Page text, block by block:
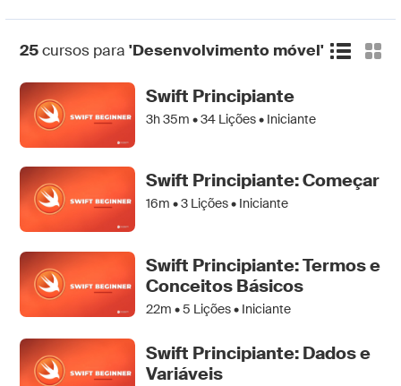
25cursos para 'Desenvolvimento móvel'
Swift Principiante
3h 35m •34 Lições • Iniciante
Swift Principiante: Começar
16m •3 Lições • Iniciante
Swift Principiante: Termos e
Conceitos Básicos
22m •5 Lições • Iniciante
Swift Principiante: Dados e
Variáveis